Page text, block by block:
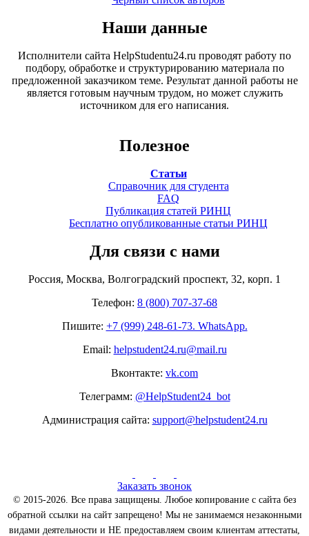
Наши данные
Исполнители сайта HelpStudentu24.ru проводят работу по
подбору, обработке и структурированию материала по
предложенной заказчиком теме. Результат данной работы не
является готовым научным трудом, но может служить
источником для его написания.
Полезное
Статьи
Справочник для студента
FAQ
Публикация статей РИНЦ
Бесплатно опубликованные статьи РИНЦ
Для связи с нами
Россия, Москва, Волгоградский проспект, 32, корп. 1
Телефон: 8 (800) 707-37-68
Пишите: +7 (999) 248-61-73. WhatsApp.
Email: helpstudent24.ru@mail.ru
Вконтакте: vk.com
Телеграмм: @HelpStudent24_bot
Администрация сайта: support@helpstudent24.ru
Заказать звонок
© 2015-2026. Все права защищены. Любое копирование с сайта без
обратной ссылки на сайт запрещено! Мы не занимаемся незаконными
видами деятельности и НЕ предоставляем своим клиентам аттестаты,